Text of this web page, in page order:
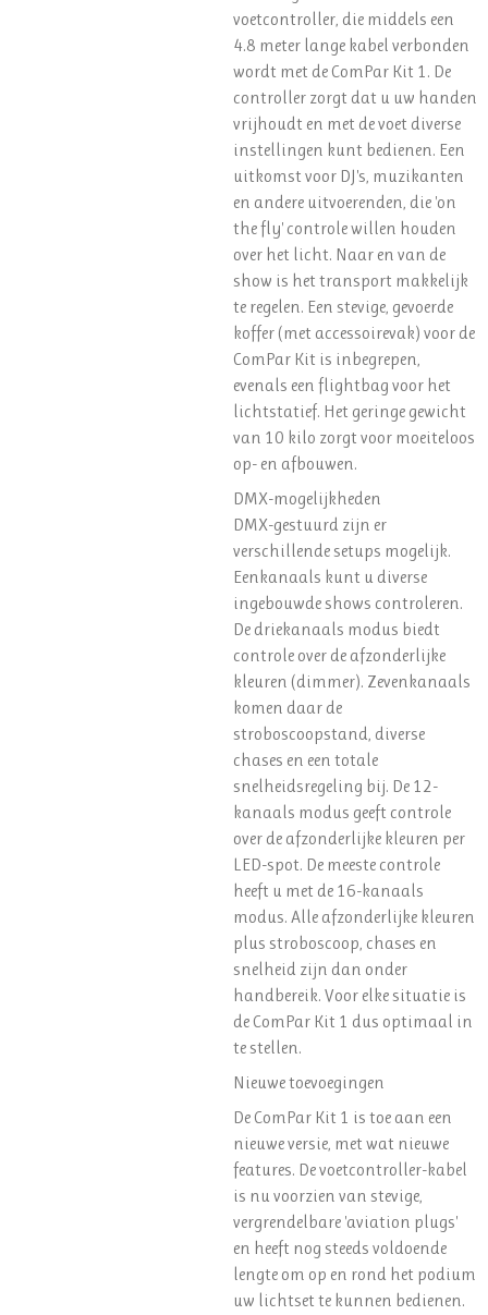
voetcontroller, die middels een
4.8 meter lange kabel verbonden
wordt met de ComPar Kit 1. De
controller zorgt dat u uw handen
vrijhoudt en met de voet diverse
instellingen kunt bedienen. Een
uitkomst voor DJ's, muzikanten
en andere uitvoerenden, die 'on
the fly' controle willen houden
over het licht. Naar en van de
show is het transport makkelijk
te regelen. Een stevige, gevoerde
koffer (met accessoirevak) voor de
ComPar Kit is inbegrepen,
evenals een flightbag voor het
lichtstatief. Het geringe gewicht
van 10 kilo zorgt voor moeiteloos
op- en afbouwen.
DMX-mogelijkheden
DMX-gestuurd zijn er
verschillende setups mogelijk.
Eenkanaals kunt u diverse
ingebouwde shows controleren.
De driekanaals modus biedt
controle over de afzonderlijke
kleuren (dimmer). Zevenkanaals
komen daar de
stroboscoopstand, diverse
chases en een totale
snelheidsregeling bij. De 12-
kanaals modus geeft controle
over de afzonderlijke kleuren per
LED-spot. De meeste controle
heeft u met de 16-kanaals
modus. Alle afzonderlijke kleuren
plus stroboscoop, chases en
snelheid zijn dan onder
handbereik. Voor elke situatie is
de ComPar Kit 1 dus optimaal in
te stellen.
Nieuwe toevoegingen
De ComPar Kit 1 is toe aan een
nieuwe versie, met wat nieuwe
features. De voetcontroller-kabel
is nu voorzien van stevige,
vergrendelbare 'aviation plugs'
en heeft nog steeds voldoende
lengte om op en rond het podium
uw lichtset te kunnen bedienen.